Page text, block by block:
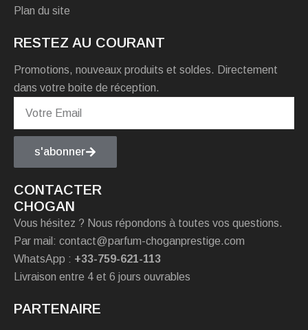
Plan du site
RESTEZ AU COURANT
Promotions, nouveaux produits et soldes. Directement
dans votre boite de réception.
s'abonner
CONTACTER
CHOGAN
Vous hésitez ? Nous répondons à toutes vos questions.
Par mail: contact@parfum-choganprestige.com
WhatsApp : +33-759-621-113
Livraison entre 4 et 6 jours ouvrables
PARTENAIRE